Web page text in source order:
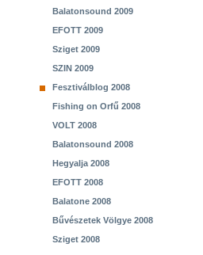
Balatonsound 2009
EFOTT 2009
Sziget 2009
SZIN 2009
Fesztiválblog 2008
Fishing on Orfű 2008
VOLT 2008
Balatonsound 2008
Hegyalja 2008
EFOTT 2008
Balatone 2008
Bűvészetek Völgye 2008
Sziget 2008